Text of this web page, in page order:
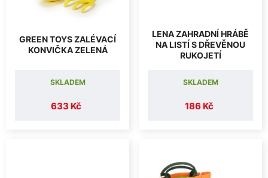
GREEN TOYS ZALÉVACÍ
KONVIČKA ZELENÁ
633 Kč
SKLADEM
LENA ZAHRADNÍ HRÁBĚ
NA LISTÍ S DŘEVĚNOU
RUKOJETÍ
186 Kč
SKLADEM